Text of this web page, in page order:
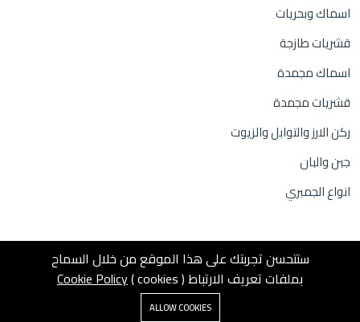
اسماك وبحريات
قشريات طازجة
اسماك مجمدة
قشريات مجمدة
ركن الارز والتوابل والزيوت
جبن والبان
انواع الجمبري
0
عربة التسوق
ستتحسن تجربتك على هذا الموقع من خلال السماح
بملفات تعريف الارتباط ( cookies )
Cookie Policy
ALLOW COOKIES